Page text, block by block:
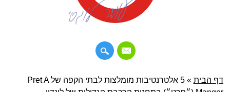
תפריט ראשי
דילוג
דף הבית »
5 אלטרנטיבות מומלצות לבתי הקפה של Pret A